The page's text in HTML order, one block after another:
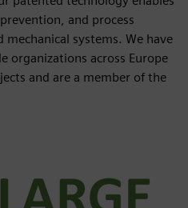
and process
systems. We have
organizations across Europe
and are a member of the